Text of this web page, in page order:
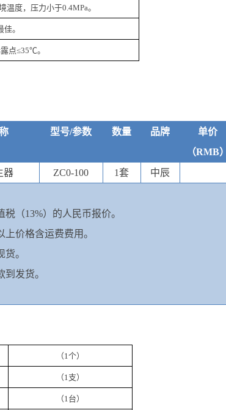
度，压力小于0.4MPa。
。
点≤35℃。
型号/参数 数量 品牌
单价
（RMB）
器 ZC0-100 1套
中辰
税（13%）的人民币报价。
上价格含运费费用。
。
发货。
（1个）
（1支）
（1台）